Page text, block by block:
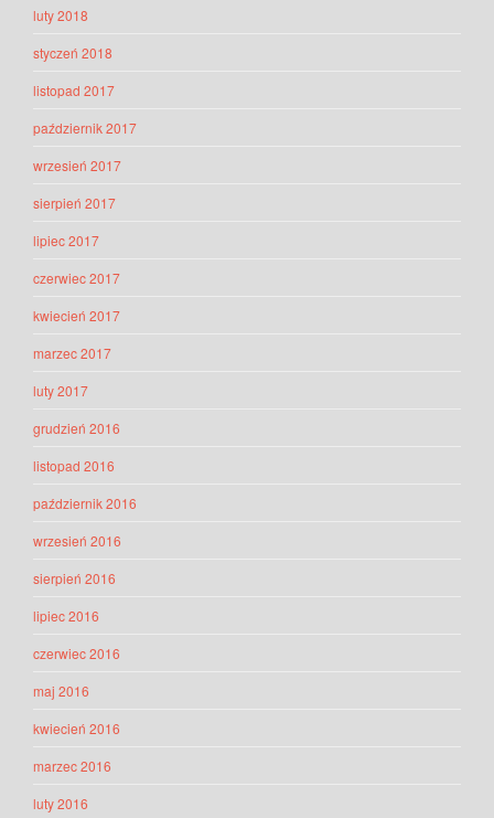
luty 2018
styczeń 2018
listopad 2017
październik 2017
wrzesień 2017
sierpień 2017
lipiec 2017
czerwiec 2017
kwiecień 2017
marzec 2017
luty 2017
grudzień 2016
listopad 2016
październik 2016
wrzesień 2016
sierpień 2016
lipiec 2016
czerwiec 2016
maj 2016
kwiecień 2016
marzec 2016
luty 2016